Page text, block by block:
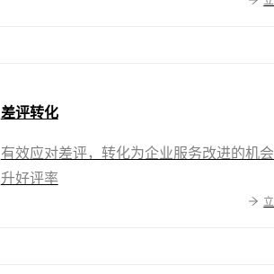
差评转化
有效应对差评，转化为企业服务改进的机
升好评率